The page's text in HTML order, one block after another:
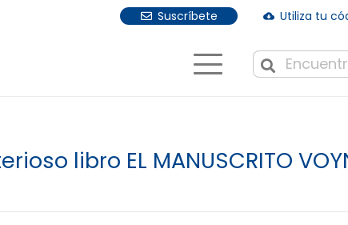
Suscríbete cloud_download Utiliza tu
libro EL MANUSCRITO